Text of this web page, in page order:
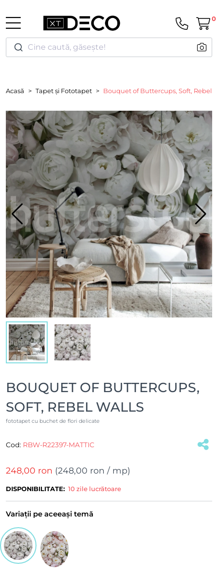
Cine caută, găsește!
0
Acasă Tapet și Fototapet Bouquet of Buttercups, Soft, Rebel
BOUQUET OF BUTTERCUPS,
SOFT, REBEL WALLS
fototapet cu buchet de flori delicate
Cod: RBW-R22397-MATTIC
248,00 ron (248,00 ron / mp)
DISPONIBILITATE: 10 zile lucrătoare
Variații pe aceeași temă